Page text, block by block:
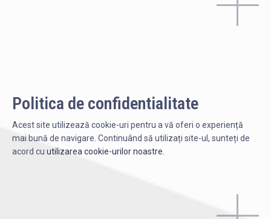
Politica de confidentialitate
Acest site utilizează cookie-uri pentru a vă oferi o experiență
mai bună de navigare. Continuând să utilizați site-ul, sunteți de
acord cu utilizarea cookie-urilor noastre.